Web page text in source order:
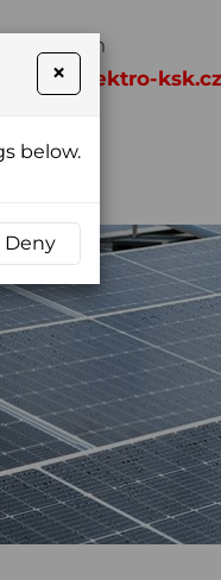
nám
ksk.cz
×
below.
Deny